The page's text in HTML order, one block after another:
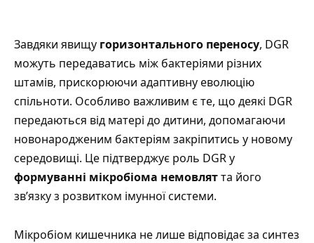
Завдяки явищу горизонтального переносу, DGR
можуть передаватись між бактеріями різних
штамів, прискорюючи адаптивну еволюцію
спільноти. Особливо важливим є те, що деякі DGR
передаються від матері до дитини, допомагаючи
новонародженим бактеріям закріпитись у новому
середовищі. Це підтверджує роль DGR у
формуванні мікробіома немовлятта його
зв’язку з розвитком імунної системи.
Мікробіом кишечника не лише відповідає за синтез